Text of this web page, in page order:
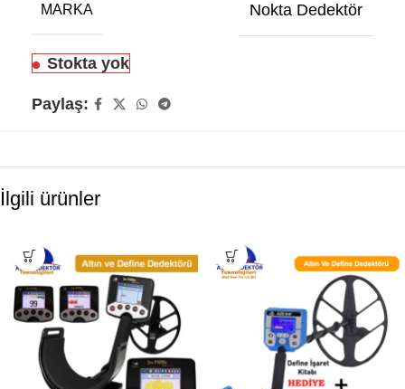
MARKA Nokta Dedektör
Stokta yok
Paylaş:
İlgili ürünler